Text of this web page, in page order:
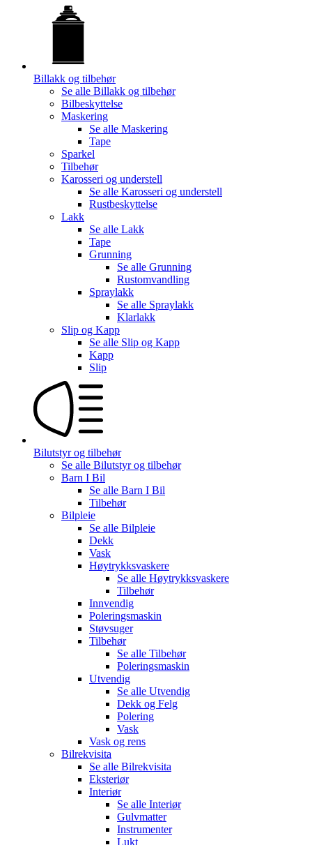
Billakk og tilbehør
Se alle Billakk og tilbehør
Bilbeskyttelse
Maskering
Se alle Maskering
Tape
Sparkel
Tilbehør
Karosseri og understell
Se alle Karosseri og understell
Rustbeskyttelse
Lakk
Se alle Lakk
Tape
Grunning
Se alle Grunning
Rustomvandling
Spraylakk
Se alle Spraylakk
Klarlakk
Slip og Kapp
Se alle Slip og Kapp
Kapp
Slip
Bilutstyr og tilbehør
Se alle Bilutstyr og tilbehør
Barn I Bil
Se alle Barn I Bil
Tilbehør
Bilpleie
Se alle Bilpleie
Dekk
Vask
Høytrykksvaskere
Se alle Høytrykksvaskere
Tilbehør
Innvendig
Poleringsmaskin
Støvsuger
Tilbehør
Se alle Tilbehør
Poleringsmaskin
Utvendig
Se alle Utvendig
Dekk og Felg
Polering
Vask
Vask og rens
Bilrekvisita
Se alle Bilrekvisita
Eksteriør
Interiør
Se alle Interiør
Gulvmatter
Instrumenter
Lukt